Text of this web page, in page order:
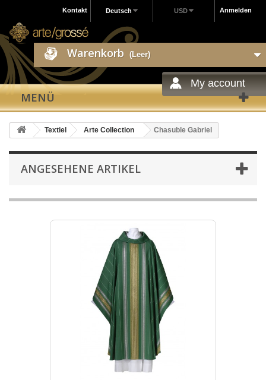
Anmelden
USD
Deutsch
Kontakt
Warenkorb (Leer)
My account
MENÜ
Textiel Arte Collection Chasuble Gabriel
ANGESEHENE ARTIKEL